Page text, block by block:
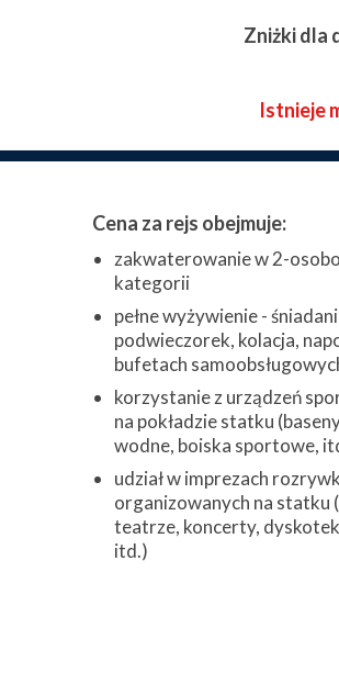
Zniżki dla
Istnieje
Cena za rejs obejmuje:
zakwaterowanie w 2-
kategorii
pełne wyżywienie -
podwieczorek, kolacja,
bufetach
korzystanie z urządzeń
na pokładzie statku
wodne, boiska sportowe,
udział w imprezach
organizowanych na statku
teatrze, koncerty,
itd.)